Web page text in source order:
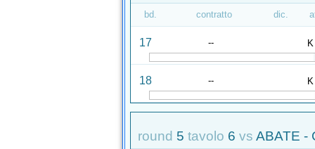
bd. contratto dic.
17 -- K
18 -- K
round 5 tavolo 6 vs ABATE -